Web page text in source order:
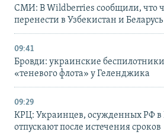
СМИ: В Wildberries сообщили, что
перенести в Узбекистан и Беларусь
09:41
Бровди: украинские
«теневого флота» у Геленджика
09:29
КРЦ: Украинцев, осужденных РФ в
отпускают после истечения сроков